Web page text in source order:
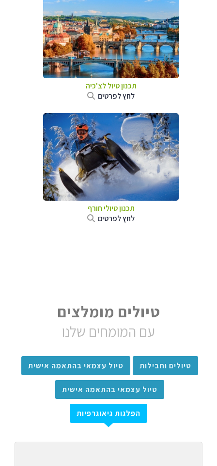
תכנון טיול לצ'כיה
לחץ לפרטים
תכנון טיולי חורף
לחץ לפרטים
טיולים מומלצים
עם המומחים שלנו
טיולים וחבילות טיול עצמאי בהתאמה אישית
טיול עצמאי בהתאמה אישית
הפלגות גיאוגרפיות